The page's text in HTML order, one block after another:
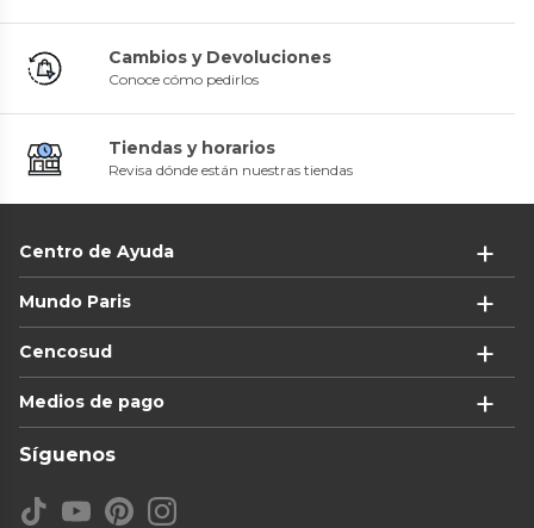
Cambios y Devoluciones
Conoce cómo pedirlos
Tiendas y horarios
Revisa dónde están nuestras tiendas
Centro de Ayuda
Mundo Paris
Cencosud
Medios de pago
Síguenos